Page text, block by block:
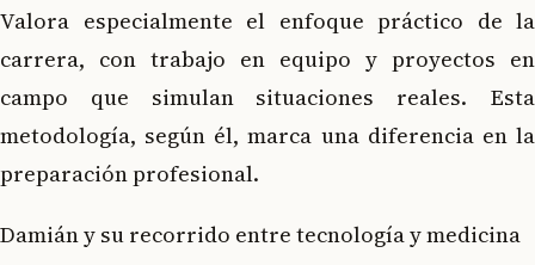
Valora especialmente el enfoque práctico de la
carrera, con trabajo en equipo y proyectos en
campo que simulan situaciones reales. Esta
metodología, según él, marca una diferencia en la
preparación profesional.
Damián y su recorrido entre tecnología y medicina